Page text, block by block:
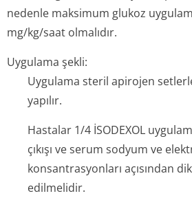
nedenle maksimum glukoz
mg/kg/saat olmalıdır.
Uygulama şekli:
Uygulama steril apirojen
yapılır.
Hastalar 1/4 İSODEXOL
çıkışı ve serum sodyum ve
konsantrasyonları açısından
edilmelidir.